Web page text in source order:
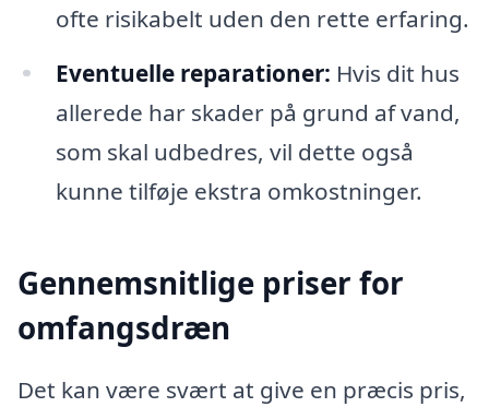
ofte risikabelt uden den rette erfaring.
Eventuelle reparationer: Hvis dit hus
allerede har skader på grund af vand,
som skal udbedres, vil dette også
kunne tilføje ekstra omkostninger.
Gennemsnitlige priser for
omfangsdræn
Det kan være svært at give en præcis pris,